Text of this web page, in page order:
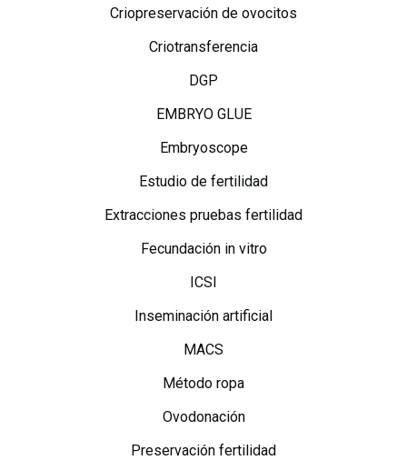
Criopreservación de ovocitos
Criotransferencia
DGP
EMBRYO GLUE
Embryoscope
Estudio de fertilidad
Extracciones pruebas fertilidad
Fecundación in vitro
ICSI
Inseminación artificial
MACS
Método ropa
Ovodonación
Preservación fertilidad